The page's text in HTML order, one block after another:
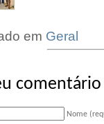
em Geral
comentário
Nome